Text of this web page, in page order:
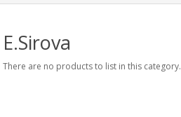
E.Sirova
There are no products to list in this category.